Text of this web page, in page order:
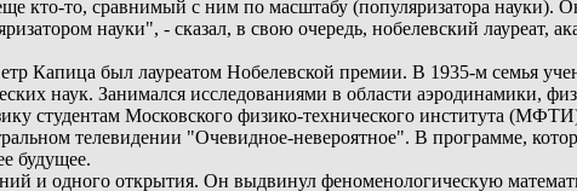
кто-то, сравнимый с ним по масштабу (популяризатора науки).
науки", - сказал, в свою очередь, нобелевский лауреат,
Капица был лауреатом Нобелевской премии. В 1935-м семья
наук. Занимался исследованиями в области аэродинамики,
студентам Московского физико-технического института
телевидении "Очевидное-невероятное". В программе,
будущее.
и одного открытия. Он выдвинул феноменологическую